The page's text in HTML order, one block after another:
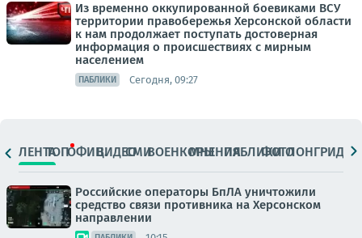
Из временно оккупированной боевиками ВСУ
территории правобережья Херсонской области
к нам продолжает поступать достоверная
информация о происшествиях с мирным
населением
ПАБЛИКИ Сегодня, 09:27
ЛЕНТАТОПОФИЦ.ВИДЕОСМИВОЕНКОРЫМНЕНИЯПАБЛИКИ
ФОТОЛОНГРИДЫ
Российские операторы БпЛА уничтожили
средство связи противника на Херсонском
направлении